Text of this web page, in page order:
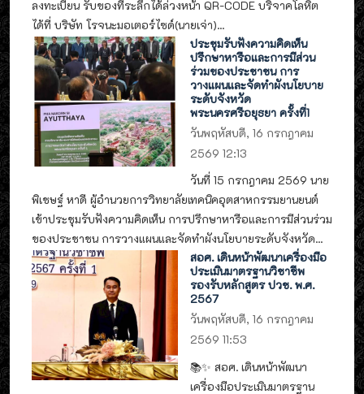
ลงทะเบียน รับของที่ระลึกได้ล่วงหน้า QR-CODE บริจาคโลหิต
ได้ที่ บริษัท โรจนะมอเตอร์ไซด์(นายเจ่า)...
ประชุมรับฟังความคิดเห็น
ปรึกษาหารือและการมีส่วน
ร่วมของประชาชน การ
วางแผนและจัดทำผังนโยบาย
ระดับจังหวัด
พระนครศรีอยุธยา ครั้งที่1
วันพฤหัสบดี, 16 กรกฎาคม
2569 12:13
วันที่ 15 กรกฎาคม 2569 นาย
พิเชษฐ์ หาดี ผู้อำนวยการวิทยาลัยเทคนิคอุตสาหกรรมยานยนต์
เข้าประชุมรับฟังความคิดเห็น การปรึกษาหารือและการมีส่วนร่วม
ของประชาชน การวางแผนและจัดทำผังนโยบายระดับจังหวัด...
สอศ. เดินหน้าพัฒนาเครื่องมือ
ประเมินมาตรฐานวิชาชีพ
รองรับหลักสูตร ปวช. พ.ศ.
2567
วันพฤหัสบดี, 16 กรกฎาคม
2569 11:53
📚✨ สอศ. เดินหน้าพัฒนา
เครื่องมือประเมินมาตรฐาน